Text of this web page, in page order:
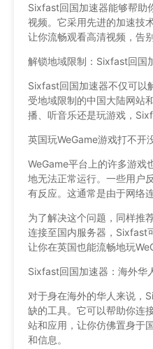
Sixfast回国加速器能够帮助
视频。它采用先进的加速技
让你流畅观看高清视频，告
解锁地域限制：Sixfast回国
Sixfast回国加速器不仅可以
受地域限制的中国大陆网站
播、听音乐还是玩游戏，
英国玩WeGame游戏打不开
WeGame平台上的许多游戏
地无法正常运行。一些用户
有反应。这通常是由于网络
为了解决这个问题，同样推
连接至国内服务器，Sixfast
让你在英国也能流畅地玩
Sixfast回国加速器：海外华
对于身在海外的华人来说，
缺的工具。它可以帮助你连
站和应用，让你仿佛置身于
和信息。